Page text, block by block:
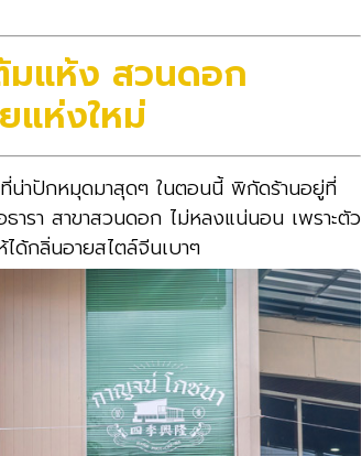
มแห้ง สวนดอก
แห่งใหม่
ที่น่าปักหมุดมาสุดๆ ในตอนนี้ พิกัดร้านอยู่ที่
ารา สาขาสวนดอก ไม่หลงแน่นอน เพราะตัว
ด้กลิ่นอายสไตล์จีนเบาๆ